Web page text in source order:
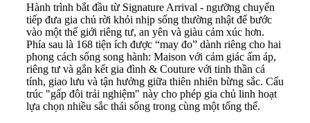
Hành trình bắt đầu từ Signature Arrival - ngưỡng chuyển
tiếp đưa gia chủ rời khỏi nhịp sống thường nhật để bước
vào một thế giới riêng tư, an yên và giàu cảm xúc hơn.
Phía sau là 168 tiện ích được “may đo” dành riêng cho hai
phong cách sống song hành: Maison với cảm giác ấm áp,
riêng tư và gắn kết gia đình & Couture với tinh thần cá
tính, giao lưu và tận hưởng giữa thiên nhiên bừng sắc. Cấu
trúc "gấp đôi trải nghiệm" này cho phép gia chủ linh hoạt
lựa chọn nhiều sắc thái sống trong cùng một tổng thể.